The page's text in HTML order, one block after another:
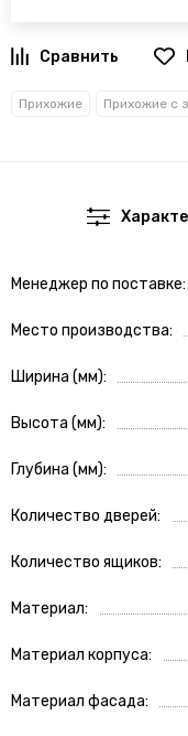
Прихожие Прихожие с
Менеджер по поставке
Место производства
Ширина (мм)
Высота (мм)
Глубина (мм)
Количество дверей
Количество ящиков
Материал
Материал корпуса
Материал фасада